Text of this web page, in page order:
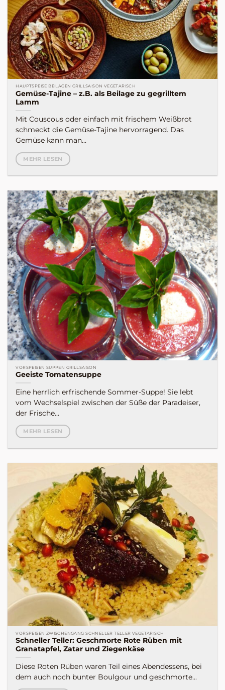
HAUPTSPEISE BEILAGEN GRILLSAISON VEGETARISCH
Gemüse-Tajine – z.B. als Beilage zu gegrilltem
Lamm
Mit Couscous oder einfach mit frischem Weißbrot
schmeckt die Gemüse-Tajine hervorragend. Das
Gemüse kann man...
MEHR LESEN
VORSPEISEN SUPPEN GRILLSAISON
Geeiste Tomatensuppe
Eine herrlich erfrischende Sommer-Suppe! Sie lebt
vom Wechselspiel zwischen der Süße der Paradeiser,
der Frische...
MEHR LESEN
VORSPEISEN ZWISCHENGANG SCHNELLER TELLER VEGETARISCH
Schneller Teller: Geschmorte Rote Rüben mit
Granatapfel, Zatar und Ziegenkäse
Diese Roten Rüben waren Teil eines Abendessens, bei
dem auch noch bunter Boulgour und geschmorte...